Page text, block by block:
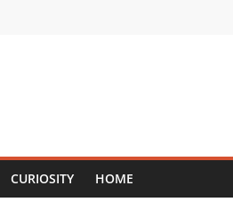
CURIOSITY HOME